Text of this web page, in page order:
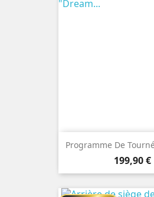
Programme De
Prix
199,90 €